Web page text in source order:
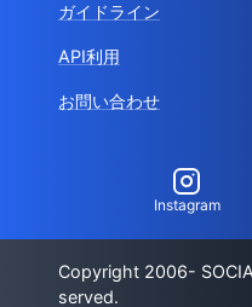
ガイドライン
API利用
お問い合わせ
Instagram
Copyright 2006-
served.